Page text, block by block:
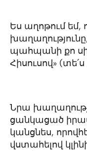
Ես աղոթում եմ,
պահպանի քո
Հիսուսով» (տե՛ս
Նրա
ցանկացած
կանցնես,
վստահելով